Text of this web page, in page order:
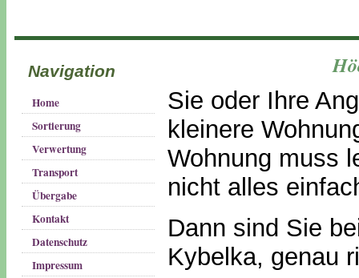
Navigation
Home
Sortierung
Verwertung
Transport
Übergabe
Kontakt
Datenschutz
Impressum
Sie oder Ihre
kleinere
Wohnung muss
nicht alles
Dann sind Sie
Kybelka, genau